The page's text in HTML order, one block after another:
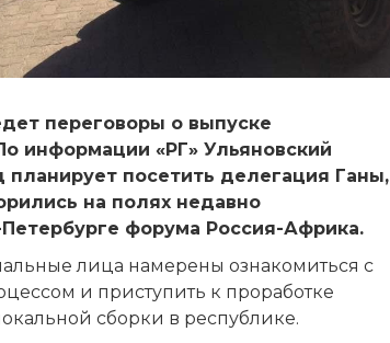
переговоры о выпуске
информации «РГ» Ульяновский
планирует посетить делегация Ганы,
на полях недавно
форума Россия-Африка.
лица намерены ознакомиться с
и приступить к проработке
сборки в республике.